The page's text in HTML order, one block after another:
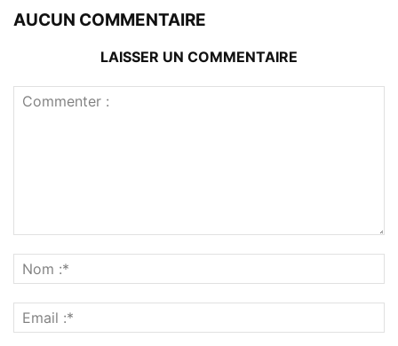
AUCUN COMMENTAIRE
LAISSER UN COMMENTAIRE